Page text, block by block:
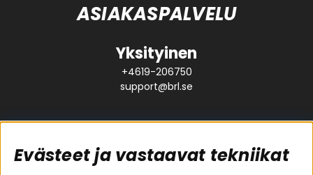
ASIAKASPALVELU
Yksityinen
+4619-206750
support@brl.se
Evästeet ja vastaavat tekniikat